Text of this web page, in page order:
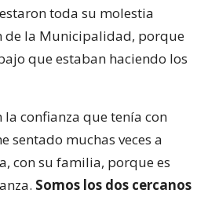
toda su molestia
de la Municipalidad, porque
que estaban haciendo los
la confianza que tenía con
sentado muchas veces a
con su familia, porque es
Somos los dos cercanos